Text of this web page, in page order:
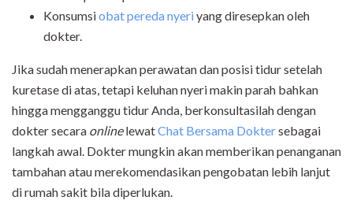
Konsumsiobat pereda nyeriyang diresepkan oleh
dokter.
Jika sudah menerapkan perawatan dan posisi tidur setelah
kuretase di atas, tetapi keluhan nyeri makin parah bahkan
hingga mengganggu tidur Anda, berkonsultasilah dengan
dokter secara onlinelewatChat Bersama Doktersebagai
langkah awal. Dokter mungkin akan memberikan penanganan
tambahan atau merekomendasikan pengobatan lebih lanjut
di rumah sakit bila diperlukan.